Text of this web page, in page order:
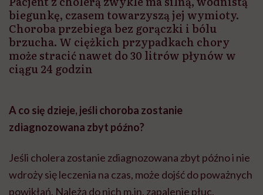
biegunkę, czasem towarzyszą jej wymioty.
Choroba przebiega bez gorączki i bólu
brzucha. W ciężkich przypadkach chory
może stracić nawet do 30 litrów płynów w
ciągu 24 godzin
A co się dzieje, jeśli choroba zostanie
zdiagnozowana zbyt późno?
Jeśli cholera zostanie zdiagnozowana zbyt późno i nie
wdroży się leczenia na czas, może dojść do poważnych
powikłań. Należą do nich m.in. zapalenie płuc,